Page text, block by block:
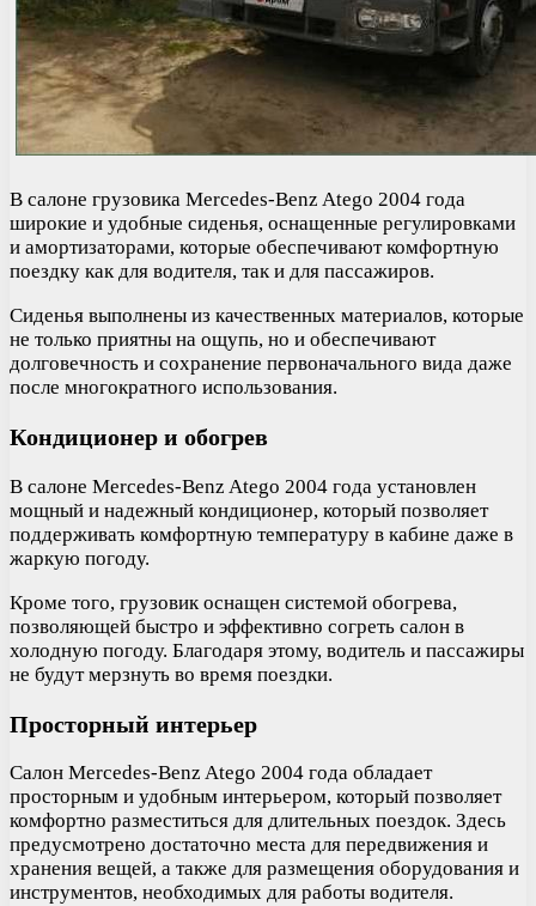
В салоне грузовика Mercedes-Benz Atego 2004 года
широкие и удобные сиденья, оснащенные регулировками
и амортизаторами, которые обеспечивают комфортную
поездку как для водителя, так и для пассажиров.
Сиденья выполнены из качественных материалов, которые
не только приятны на ощупь, но и обеспечивают
долговечность и сохранение первоначального вида даже
после многократного использования.
Кондиционер и обогрев
В салоне Mercedes-Benz Atego 2004 года установлен
мощный и надежный кондиционер, который позволяет
поддерживать комфортную температуру в кабине даже в
жаркую погоду.
Кроме того, грузовик оснащен системой обогрева,
позволяющей быстро и эффективно согреть салон в
холодную погоду. Благодаря этому, водитель и пассажиры
не будут мерзнуть во время поездки.
Просторный интерьер
Салон Mercedes-Benz Atego 2004 года обладает
просторным и удобным интерьером, который позволяет
комфортно разместиться для длительных поездок. Здесь
предусмотрено достаточно места для передвижения и
хранения вещей, а также для размещения оборудования и
инструментов, необходимых для работы водителя.